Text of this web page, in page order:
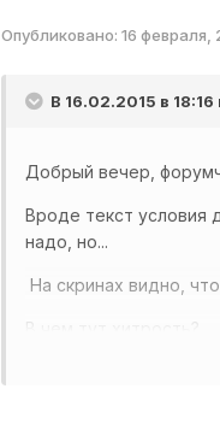
Опубликовано:16 февраля,
В 16.02.2015 в 18:16
Добрый вечер,
Вроде текст условия
надо, но...
На скринах видно,